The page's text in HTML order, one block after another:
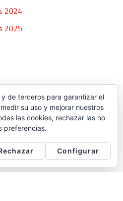
2024
2025
de terceros para garantizar el
su uso y mejorar nuestros
las cookies, rechazar las no
preferencias.
Configurar